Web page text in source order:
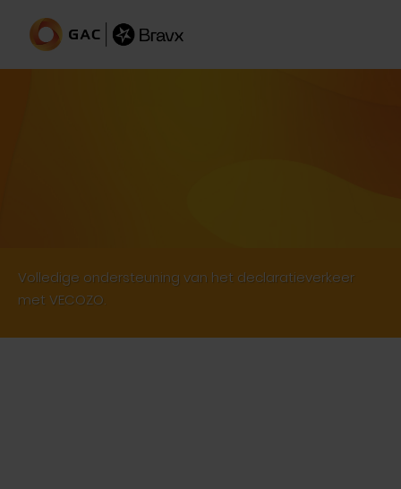
Volledige ondersteuning van het declaratieverkeer
met VECOZO.